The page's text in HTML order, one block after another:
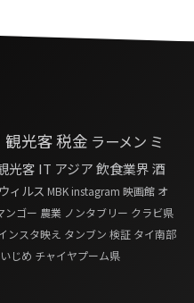
観光客 税金 ラーメン ミ
光客 IT アジア飲食業界酒
ィルス MBKinstagram 映画館 オ
ンゴー 農業 ノンタブリー クラビ県
ンスタ映え タンブン 検証 タイ南部
いじめ チャイヤプーム県